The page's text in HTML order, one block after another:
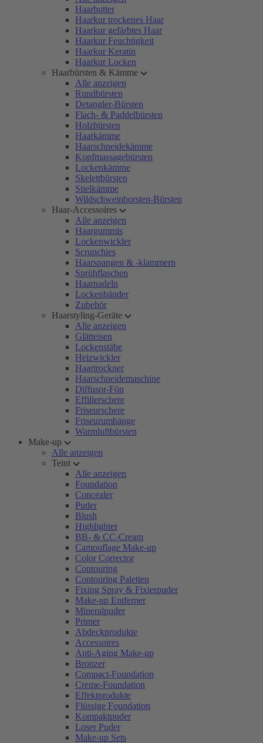
Haarbutter
Haarkur trockenes Haar
Haarkur gefärbtes Haar
Haarkur Feuchtigkeit
Haarkur Keratin
Haarkur Locken
Haarbürsten & Kämme
Alle anzeigen
Rundbürsten
Detangler-Bürsten
Flach- & Paddelbürsten
Holzbürsten
Haarkämme
Haarschneidekämme
Kopfmassagebürsten
Lockenkämme
Skelettbürsten
Stielkämme
Wildschweinborsten-Bürsten
Haar-Accessoires
Alle anzeigen
Haargummis
Lockenwickler
Scrunchies
Haarspangen & -klammern
Sprühflaschen
Haarnadeln
Lockenbänder
Zubehör
Haarstyling-Geräte
Alle anzeigen
Glätteisen
Lockenstäbe
Heizwickler
Haartrockner
Haarschneidemaschine
Diffusor-Fön
Effilierschere
Friseurschere
Friseurumhänge
Warmluftbürsten
Make-up
Alle anzeigen
Teint
Alle anzeigen
Foundation
Concealer
Puder
Blush
Highlighter
BB- & CC-Cream
Camouflage Make-up
Color Corrector
Contouring
Contouring Paletten
Fixing Spray & Fixierpuder
Make-up Entferner
Mineralpuder
Primer
Abdeckprodukte
Accessoires
Anti-Aging Make-up
Bronzer
Compact-Foundation
Creme-Foundation
Effektprodukte
Flüssige Foundation
Kompaktpuder
Loser Puder
Make-up Sets